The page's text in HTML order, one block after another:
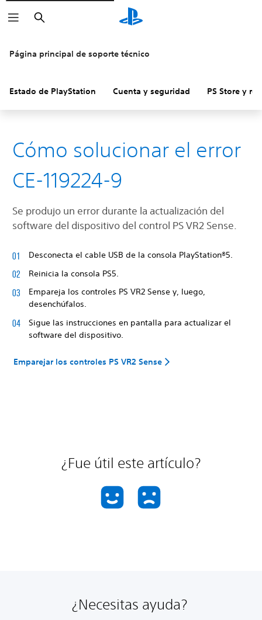
Buscar
Página principal de soporte técnico
Estado de PlayStation Cuenta y seguridad PS Store y
Cómo solucionar el error
CE-119224-9
Se produjo un error durante la actualización del
software del dispositivo del control PS VR2 Sense.
Desconecta el cable USB de la consola PlayStation®5.
Reinicia la consola PS5.
Empareja los controles PS VR2 Sense y, luego,
desenchúfalos.
Sigue las instrucciones en pantalla para actualizar el
software del dispositivo.
Emparejar los controles PS VR2 Sense
¿Fue útil este artículo?
¿Necesitas ayuda?